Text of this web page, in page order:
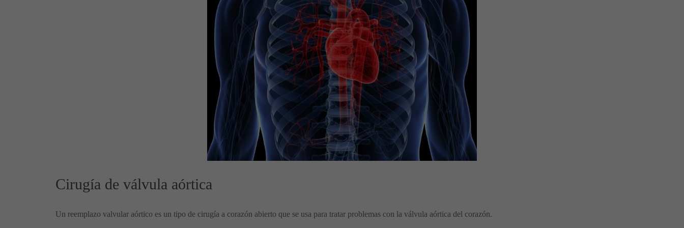
Cirugía de válvula aórtica
Un reemplazo valvular aórtico es un tipo de cirugía a corazón abierto que se usa para tratar problemas con la válvula aórtica del corazón.